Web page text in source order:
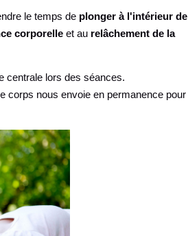
le temps de plonger à l'intérieur de
corporelleet au relâchement de la
centrale lors des séances.
corps nous envoie en permanence pour